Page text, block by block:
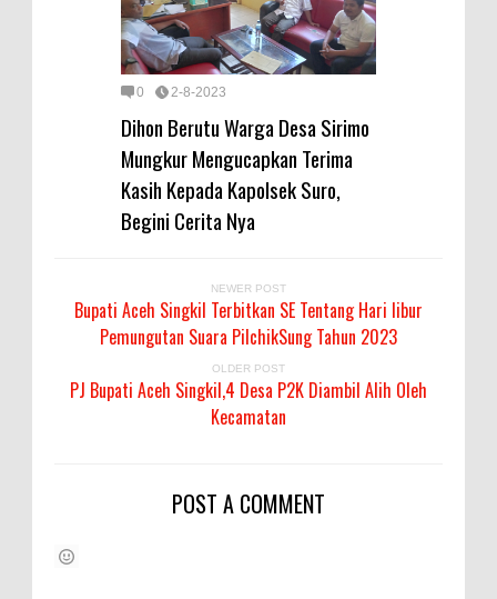
0 2-8-2023
Dihon Berutu Warga Desa Sirimo
Mungkur Mengucapkan Terima
Kasih Kepada Kapolsek Suro,
Begini Cerita Nya
NEWER POST
Bupati Aceh Singkil Terbitkan SE Tentang Hari libur
Pemungutan Suara PilchikSung Tahun 2023
OLDER POST
PJ Bupati Aceh Singkil,4 Desa P2K Diambil Alih Oleh
Kecamatan
POST A COMMENT